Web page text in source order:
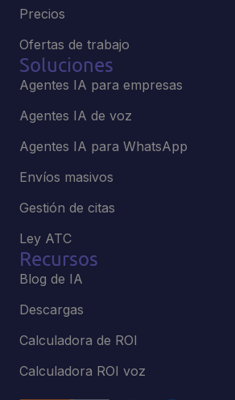
Precios
Ofertas de trabajo
Soluciones
Agentes IA para empresas
Agentes IA de voz
Agentes IA para WhatsApp
Envíos masivos
Gestión de citas
Ley ATC
Recursos
Blog de IA
Descargas
Calculadora de ROI
Calculadora ROI voz